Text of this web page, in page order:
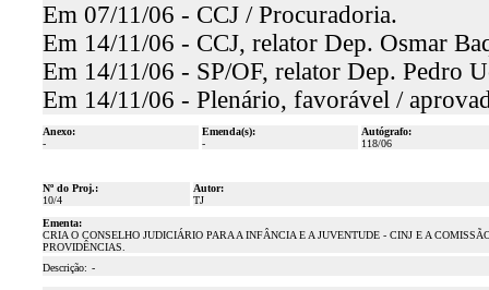
Em 07/11/06 - CCJ / Procuradoria.
Em 14/11/06 - CCJ, relator Dep. Osmar
Em 14/11/06 - SP/OF, relator Dep. Pedro
Em 14/11/06 - Plenário, favorável /
Anexo:
-
Emenda(s):
-
Autógrafo:
118/06
Nº do Proj.:
10/4
Autor:
TJ
Ementa:
CRIA O CONSELHO JUDICIÁRIO PARA A INFÂNCIA E A JUVENTUDE - CINJ E A
PROVIDÊNCIAS.
Descrição: -